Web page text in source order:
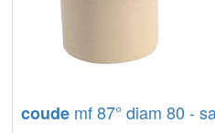
coudemf 87° diam 80 -